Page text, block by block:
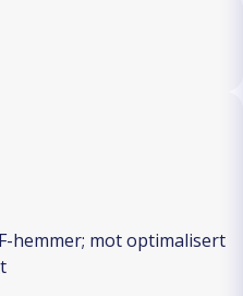
hemmer; mot optimalisert